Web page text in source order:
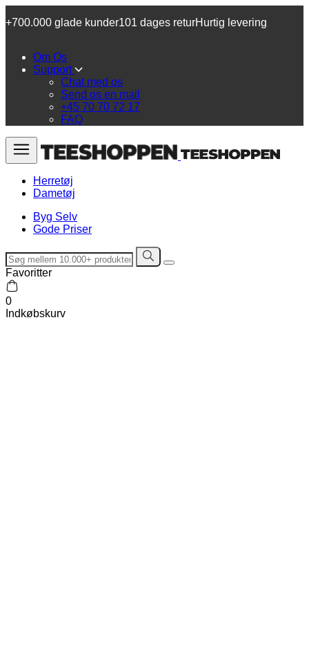
+700.000 glade kunder101 dages returHurtig levering
Om Os
Support
Chat med os
Send os en mail
+45 70 70 72 17
FAQ
Herretøj
Dametøj
Byg Selv
Gode Priser
Favoritter
0
Indkøbskurv